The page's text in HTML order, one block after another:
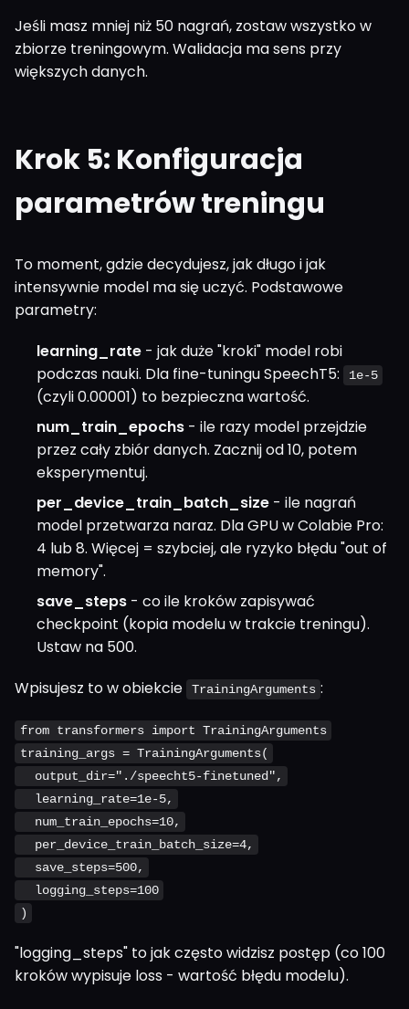
Jeśli masz mniej niż 50 nagrań, zostaw wszystko w
zbiorze treningowym. Walidacja ma sens przy
większych danych.
Krok 5: Konfiguracja
parametrów treningu
To moment, gdzie decydujesz, jak długo i jak
intensywnie model ma się uczyć. Podstawowe
parametry:
learning_rate - jak duże "kroki" model robi
podczas nauki. Dla fine-tuningu SpeechT5:
1e-5
(czyli 0.00001) to bezpieczna wartość.
num_train_epochs - ile razy model przejdzie
przez cały zbiór danych. Zacznij od 10, potem
eksperymentuj.
per_device_train_batch_size - ile nagrań
model przetwarza naraz. Dla GPU w Colabie Pro:
4 lub 8. Więcej = szybciej, ale ryzyko błędu "out of
memory".
save_steps - co ile kroków zapisywać
checkpoint (kopia modelu w trakcie treningu).
Ustaw na 500.
Wpisujesz to w obiekcie
TrainingArguments :
from transformers import TrainingArguments
training_args = TrainingArguments(
output_dir="./speecht5-finetuned",
learning_rate=1e-5,
num_train_epochs=10,
per_device_train_batch_size=4,
save_steps=500,
logging_steps=100
)
"logging_steps" to jak często widzisz postęp (co 100
kroków wypisuje loss - wartość błędu modelu).